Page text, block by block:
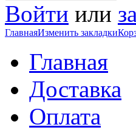
Войти или
ГлавнаяИзменить закладки
Главная
Доставка
Оплата